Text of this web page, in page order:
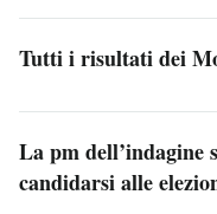
Tutti i risultati dei
La pm dell’indagine
candidarsi alle